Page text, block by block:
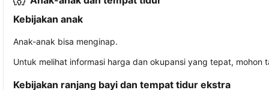
Kebijakan anak
Anak-anak bisa menginap.
Untuk melihat informasi harga dan okupansi yang tepat,
Kebijakan ranjang bayi dan tempat tidur ekstra